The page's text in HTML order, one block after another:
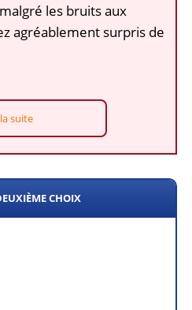
les bruits aux
agréablement surpris de
suite
CHOIX